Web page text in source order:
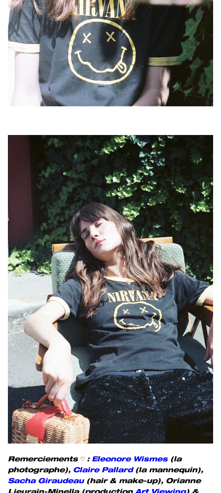
Remerciements ♡ : Eleonore Wismes(la
photographe), Claire Pallard(la mannequin),
Sacha Giraudeau(hair & make-up), Orianne